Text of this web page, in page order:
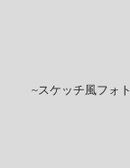
~スケッチ風フォ